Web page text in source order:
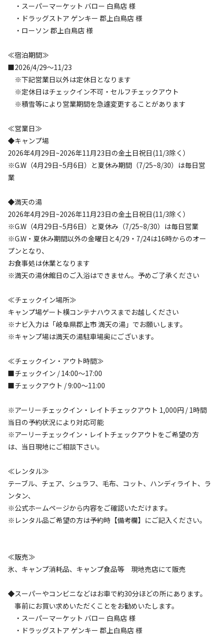
・スーパーマーケット バロー 白鳥店 様
・ドラッグストア ゲンキー 郡上白鳥店 様
・ローソン 郡上白鳥店 様
≪宿泊期間≫
■2026/4/29～11/23
※下記営業日以外は定休日となります
※定休日はチェックイン不可・セルフチェックアウト
※積雪等により営業期間を急遽変更することがあります
≪営業日≫
◆キャンプ場
2026年4月29日~2026年11月23日の金土日祝日(11/3除く）
※G.W（4月29日~5月6日）と夏休み期間（7/25~8/30）は毎日営
業
◆満天の湯
2026年4月29日~2026年11月23日の金土日祝日(11/3除く）
※G.W（4月29日~5月6日）と夏休み（7/25~8/30）は毎日営業
※G.W・夏休み期間以外の金曜日と4/29・7/24は16時からのオー
プンとなり、
お食事処は休業となります
※満天の湯休館日のご入浴はできません。予めご了承ください
≪チェックイン場所≫
キャンプ場ゲート横コンテナハウスまでお越しください
※ナビ入力は「岐阜県郡上市 満天の湯」でお願いします。
※キャンプ場は満天の湯駐車場奥にございます。
≪チェックイン・アウト時間≫
■チェックイン / 14:00～17:00
■チェックアウト / 9:00～11:00
※アーリーチェックイン・レイトチェックアウト 1,000円 / 1時間
当日の予約状況により対応可能
※アーリーチェックイン・レイトチェックアウトをご希望の方
は、当日現地にご相談下さい。
≪レンタル≫
テーブル、チェア、シュラフ、毛布、コット、ハンディライト、ラ
ンタン、
※公式ホームページから内容をご確認いただけます。
※レンタル品ご希望の方は予約時【備考欄】にご記入ください。
≪販売≫
氷、キャンプ消耗品、キャンプ食品等 現地売店にて販売
◆スーパーやコンビニなどはお車で約30分ほどの所にあります。
事前にお買い求めいただくことをお勧めいたします。
・スーパーマーケット バロー 白鳥店 様
・ドラッグストア ゲンキー 郡上白鳥店 様
空き状況検索
利用タイプ
宿泊
チェックイン チェックアウト
検索対象
キャンプサイト（
【オート】B区画サイト＜約43~54㎡＞
AC電
源
車両乗り
入れ
たき
火
ペット同 リードフ
料金目安：
※利用日、人数によって変動する場合があります。
詳細・空き確認